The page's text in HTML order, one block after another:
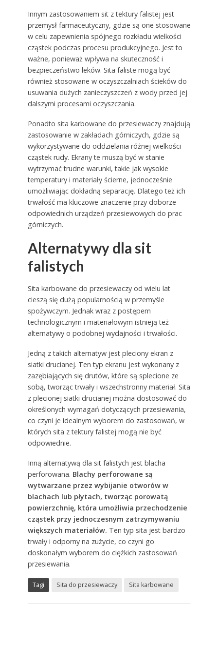
Innym zastosowaniem sit z tektury falistej jest
przemysł farmaceutyczny, gdzie są one stosowane
w celu zapewnienia spójnego rozkładu wielkości
cząstek podczas procesu produkcyjnego. Jest to
ważne, ponieważ wpływa na skuteczność i
bezpieczeństwo leków. Sita faliste mogą być
również stosowane w oczyszczalniach ścieków do
usuwania dużych zanieczyszczeń z wody przed jej
dalszymi procesami oczyszczania.
Ponadto sita karbowane do przesiewaczy znajdują
zastosowanie w zakładach górniczych, gdzie są
wykorzystywane do oddzielania różnej wielkości
cząstek rudy. Ekrany te muszą być w stanie
wytrzymać trudne warunki, takie jak wysokie
temperatury i materiały ścierne, jednocześnie
umożliwiając dokładną separację. Dlatego też ich
trwałość ma kluczowe znaczenie przy doborze
odpowiednich urządzeń przesiewowych do prac
górniczych.
Alternatywy dla sit
falistych
Sita karbowane do przesiewaczy od wielu lat
cieszą się dużą popularnością w przemyśle
spożywczym. Jednak wraz z postępem
technologicznym i materiałowym istnieją też
alternatywy o podobnej wydajności i trwałości.
Jedną z takich alternatyw jest pleciony ekran z
siatki drucianej. Ten typ ekranu jest wykonany z
zazębiających się drutów, które są splecione ze
sobą, tworząc trwały i wszechstronny materiał. Sita
z plecionej siatki drucianej można dostosować do
określonych wymagań dotyczących przesiewania,
co czyni je idealnym wyborem do zastosowań, w
których sita z tektury falistej mogą nie być
odpowiednie.
Inną alternatywą dla sit falistych jest blacha
perforowana. Blachy perforowane są
wytwarzane przez wybijanie otworów w
blachach lub płytach, tworząc porowatą
powierzchnię, która umożliwia przechodzenie
cząstek przy jednoczesnym zatrzymywaniu
większych materiałów. Ten typ sita jest bardzo
trwały i odporny na zużycie, co czyni go
doskonałym wyborem do ciężkich zastosowań
przesiewania.
Tagi Sita do przesiewaczy Sita karbowane